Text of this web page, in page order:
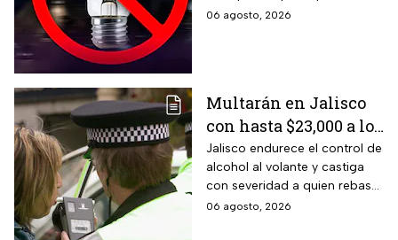
usuarios puedan tomar las
06 agosto, 2026
Multarán en Jalisco
con hasta $23,000 a los
conductores que
superen este límite en
la prueba de
alcoholemia
Jalisco endurece el control de
alcohol al volante y castiga
con severidad a quien rebase
el nuevo límite de sangre o
06 agosto, 2026